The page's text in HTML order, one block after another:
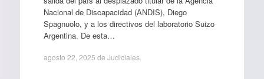
Nacional de Discapacidad (ANDIS), Diego
Spagnuolo, y a los directivos del laboratorio Suizo
Argentina. De esta…
agosto 22, 2025 de Judiciales.